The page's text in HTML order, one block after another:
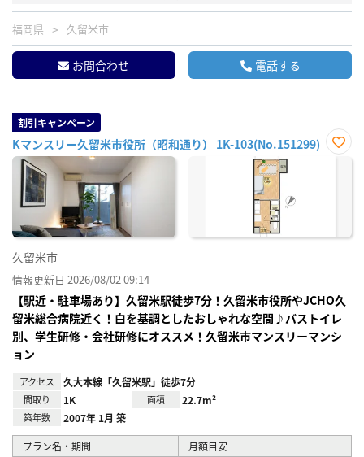
福岡県 久留米市
お問合わせ 電話する
割引キャンペーン
Kマンスリー久留米市役所（昭和通り） 1K-103(No.151299)
お気
久留米市
情報更新日 2026/08/02 09:14
【駅近・駐車場あり】久留米駅徒歩7分！久留米市役所やJCHO久
留米総合病院近く！白を基調としたおしゃれな空間♪バストイレ
別、学生研修・会社研修にオススメ！久留米市マンスリーマンシ
ョン
アクセス 久大本線「久留米駅」徒歩7分
間取り 1K 面積 22.7m²
築年数 2007年 1月 築
プラン名・期間
月額目安